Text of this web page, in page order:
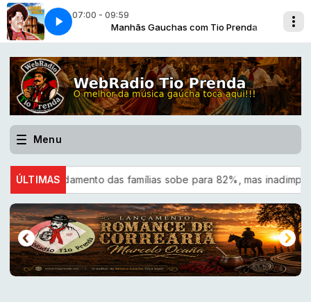
07:00 - 09:59
Prenda Manhãs Gauchas com Tio Prenda
Maicá Canto Dos Livres - Cenair Maicá
Menu
ÚLTIMAS das famílias sobe para 82%, mas inadimplência cai